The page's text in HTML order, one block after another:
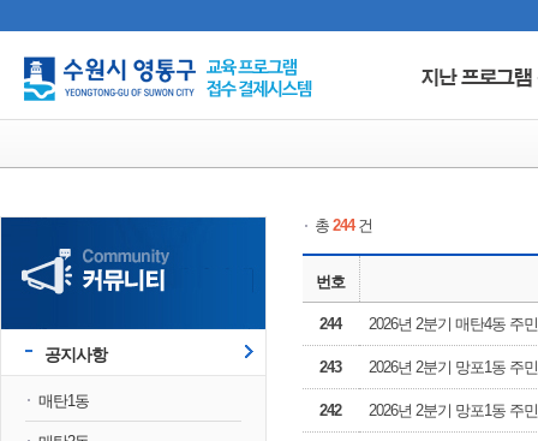
공지사항
매탄1동
총 244건
번호
244 2026년 2분기 매탄4동 주
243 2026년 2분기 망포1동 주
242 2026년 2분기 망포1동 주